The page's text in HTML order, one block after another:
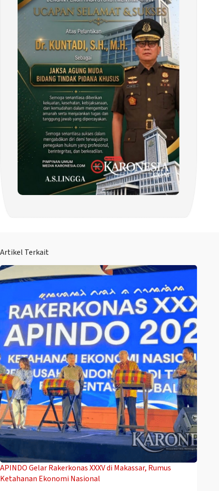
Artikel Terkait
APINDO Gelar Rakerkonas XXXV di Makassar, Rumus
Ketahanan Ekonomi Nasional